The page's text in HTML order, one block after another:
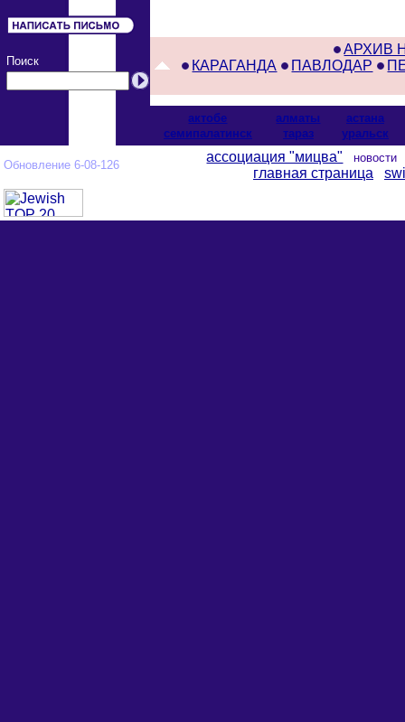
Поиск
АРХИВ
КАРАГАНДА
ПАВЛОДАР
актобе алматы
астана
cемипалатинск
тараз уральск
Обновление 6-08-126
ассоциация "мицва"
главная страница